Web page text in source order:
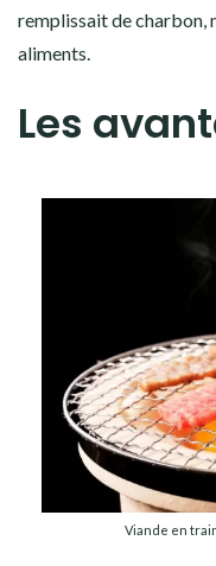
remplissait de charbon,
aliments.
Les
Viande en